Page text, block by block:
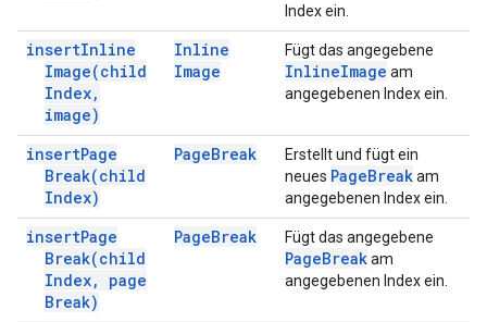
Index ein.
insertInline
Image(child
Index,
image)
Inline
Image
Fügt das angegebene
InlineImage am
angegebenen Index ein.
insertPage
Break(child
Index)
PageBreak
Erstellt und fügt ein
neues PageBreakam
angegebenen Index ein.
insertPage
Break(child
Index,
page
Break)
PageBreak Fügt das angegebene
PageBreakam
angegebenen Index ein.